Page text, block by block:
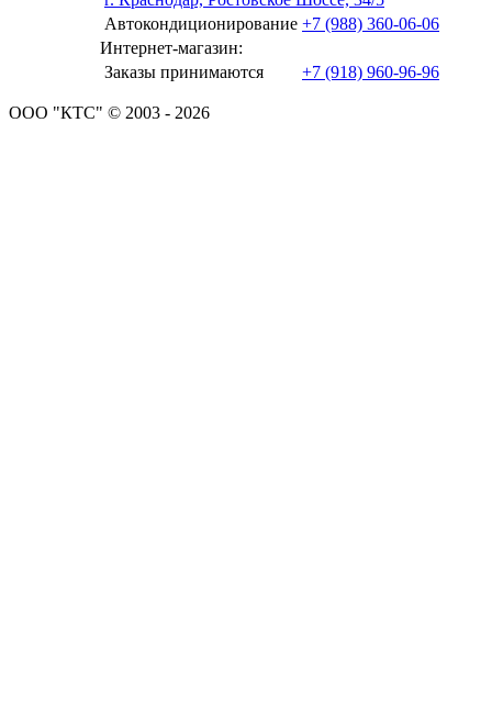
Автокондиционирование +7 (988) 360-06-06
Интернет-магазин:
Заказы принимаются
+7 (918) 960-96-96
ООО "КТС" © 2003 - 2026